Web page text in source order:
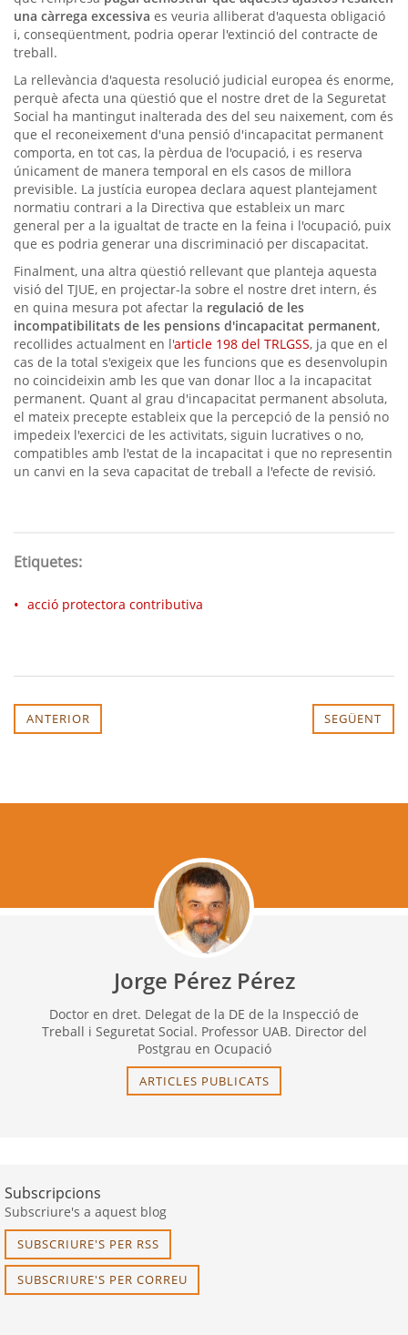
una càrrega excessiva es veuria alliberat d'aquesta obligació
i, conseqüentment, podria operar l'extinció del contracte de
treball.
La rellevància d'aquesta resolució judicial europea és enorme,
perquè afecta una qüestió que el nostre dret de la Seguretat
Social ha mantingut inalterada des del seu naixement, com és
que el reconeixement d'una pensió d'incapacitat permanent
comporta, en tot cas, la pèrdua de l'ocupació, i es reserva
únicament de manera temporal en els casos de millora
previsible. La justícia europea declara aquest plantejament
normatiu contrari a la Directiva que estableix un marc
general per a la igualtat de tracte en la feina i l'ocupació, puix
que es podria generar una discriminació per discapacitat.
Finalment, una altra qüestió rellevant que planteja aquesta
visió del TJUE, en projectar-la sobre el nostre dret intern, és
en quina mesura pot afectar la regulació de les
incompatibilitats de les pensions d'incapacitat permanent,
recollides actualment en l'article 198 del TRLGSS, ja que en el
cas de la total s'exigeix que les funcions que es desenvolupin
no coincideixin amb les que van donar lloc a la incapacitat
permanent. Quant al grau d'incapacitat permanent absoluta,
el mateix precepte estableix que la percepció de la pensió no
impedeix l'exercici de les activitats, siguin lucratives o no,
compatibles amb l'estat de la incapacitat i que no representin
un canvi en la seva capacitat de treball a l'efecte de revisió.
Etiquetes:
acció protectora contributiva
ANTERIOR SEGÜENT
Jorge Pérez Pérez
Doctor en dret. Delegat de la DE de la Inspecció de
Treball i Seguretat Social. Professor UAB. Director del
Postgrau en Ocupació
ARTICLES PUBLICATS
Subscripcions
Subscriure's a aquest blog
SUBSCRIURE'S PER RSS
SUBSCRIURE'S PER CORREU